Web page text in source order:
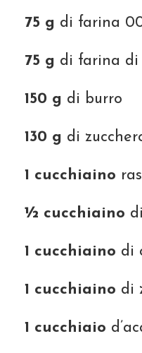
75 g di farina
75 g di farina di
150 g di burro
130 g di
1 cucchiaino
½ cucchiaino
1 cucchiaino di
1 cucchiaino di
1 cucchiaio